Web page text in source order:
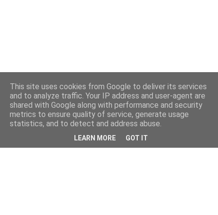
This site uses cookies from Google to deliver its services
and to analyze traffic. Your IP address and user-agent are
shared with Google along with performance and security
metrics to ensure quality of service, generate usage
statistics, and to detect and address abuse.
LEARN MORE GOT IT